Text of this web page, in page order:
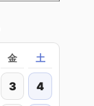
金 土
3 4